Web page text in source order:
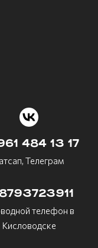
484 13 17
Телеграм
телефон в
Кисловодске